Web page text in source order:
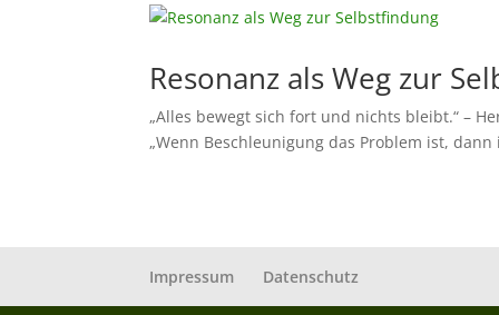
Resonanz als Weg zur
„Alles bewegt sich fort und nichts bleibt.“ –
„Wenn Beschleunigung das Problem ist,
Impressum Datenschutz